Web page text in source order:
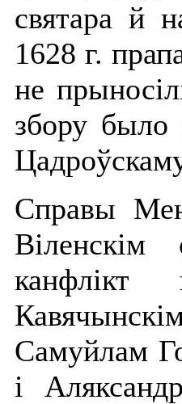
святара й
1628 г.
не
збору было
Справы
Самуйлам
і